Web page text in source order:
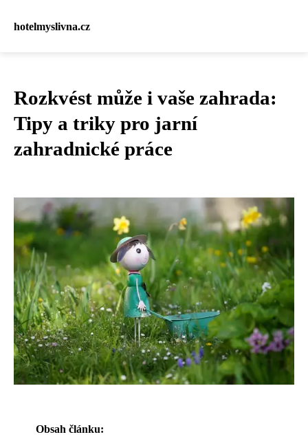
hotelmyslivna.cz
Rozkvést může i vaše zahrada:
Tipy a triky pro jarní
zahradnické práce
Obsah článku: